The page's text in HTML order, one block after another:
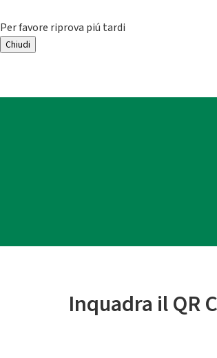
Per favore riprova piú tardi
Chiudi
Inquadra il QR